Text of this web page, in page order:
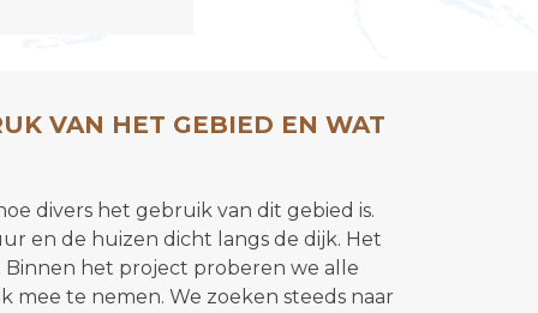
VAN HET GEBIED EN WAT
divers het gebruik van dit gebied is.
en de huizen dicht langs de dijk. Het
Binnen het project proberen we alle
mee te nemen. We zoeken steeds naar